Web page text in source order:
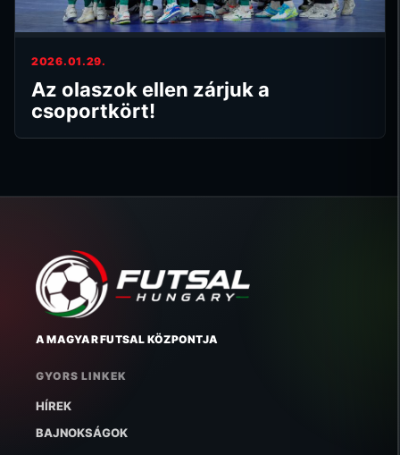
2026.01.29.
Az olaszok ellen zárjuk a
csoportkört!
A MAGYAR FUTSAL KÖZPONTJA
GYORS LINKEK
HÍREK
BAJNOKSÁGOK